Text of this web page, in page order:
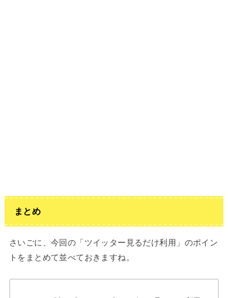
まとめ
さいごに、今回の「ツイッター見るだけ利用」のポイン
トをまとめて並べておきますね。